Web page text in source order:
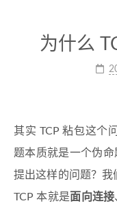
为什么
其实 TCP 粘包这个
题本质就是一个伪
提出这样的问题？我
TCP 本就是面向连接